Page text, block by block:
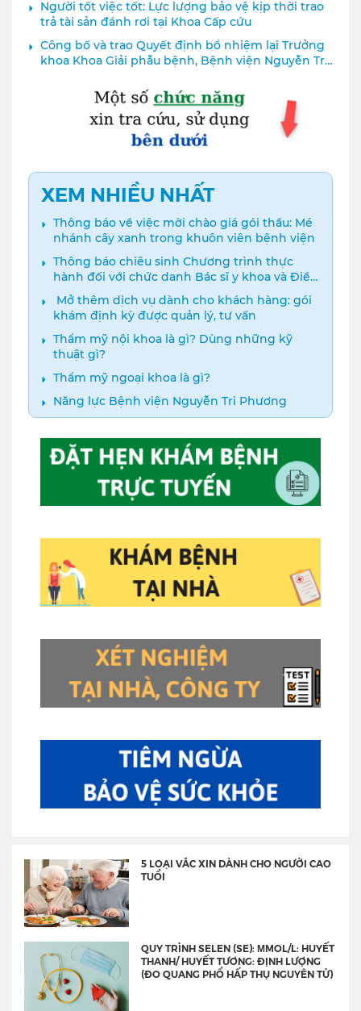
Nguyễn Tri Phương
Người tốt việc tốt: Lực lượng bảo vệ kịp thời trao
trả tài sản đánh rơi tại Khoa Cấp cứu
Công bố và trao Quyết định bổ nhiệm lại Trưởng
khoa Khoa Giải phẫu bệnh, Bệnh viện Nguyễn Tri
XEM NHIỀU NHẤT
Thông báo về việc mời chào giá gói thầu: Mé
nhánh cây xanh trong khuôn viên bệnh viện
Thông báo chiêu sinh Chương trình thực
hành đối với chức danh Bác sĩ y khoa và Điều
dưỡng năm 2024
️ Mở thêm dịch vụ dành cho khách hàng: gói
khám định kỳ được quản lý, tư vấn
Thẩm mỹ nội khoa là gì? Dùng những kỹ
thuật gì?
Thẩm mỹ ngoại khoa là gì?
Năng lực Bệnh viện Nguyễn Tri Phương
5 LOẠI VẮC XIN DÀNH CHO NGƯỜI CAO
TUỔI
QUY TRÌNH SELEN (SE): ΜMOL/L: HUYẾT
THANH/ HUYẾT TƯƠNG: ĐỊNH LƯỢNG
(ĐO QUANG PHỔ HẤP THỤ NGUYÊN TỬ)